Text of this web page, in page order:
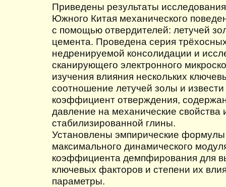
Приведены результаты
Южного Китая механического
с помощью отвердителей: летучей
цемента. Проведена серия
недренируемой консолидации и
сканирующего электронного
изучения влияния нескольких
соотношение летучей золы и извести
коэффициент отверждения,
давление на механические свойства
стабилизированной глины.
Установлены эмпирические формулы
максимального динамического
коэффициента демпфирования для
ключевых факторов и степени их
параметры.